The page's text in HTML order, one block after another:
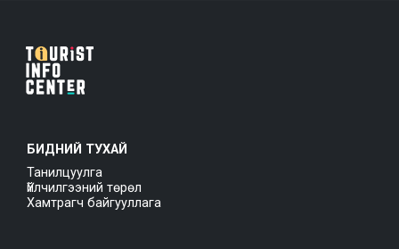
БИДНИЙ ТУХАЙ
Танилцуулга
Үйлчилгээний төрөл
Хамтрагч байгууллага